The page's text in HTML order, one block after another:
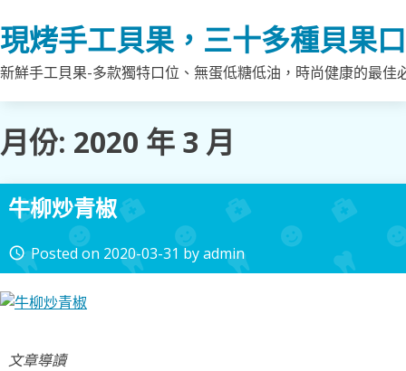
to
content
現烤手工貝果，三十多種貝果
新鮮手工貝果-多款獨特口位、無蛋低糖低油，時尚健康的最
月份: 2020 年 3 月
牛柳炒青椒
access_time Posted on 2020-03-31 byadmin
文章導讀